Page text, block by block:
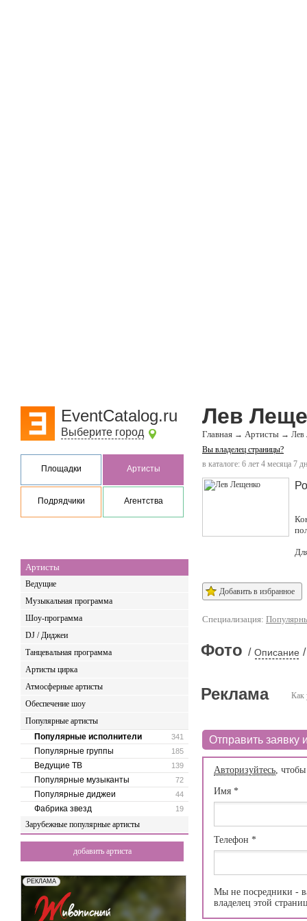
EventCatalog.ru
Выберите город
Площадки Артисты
Подрядчики Агентства
Артисты
Ведущие
Музыкальная программа
Шоу-программа
DJ / Диджеи
Танцевальная программа
Артисты цирка
Атмосферные артисты
Обеспечение шоу
Популярные артисты
341
Популярные исполнители
185
Популярные группы
139
Ведущие ТВ
72
Популярные музыканты
44
Популярные диджеи
19
Фабрика звезд
Зарубежные популярные артисты
добавить артиста
Лев
Главная → Артисты → Лев
Вы владелец страницы?
в каталоге: 6 лет 4 месяца 7
Добавить в избранное
Специализация:
Фото / Описание /
Как
Реклама
Отправить заявку
Авторизуйтесь,
Имя *
Телефон *
Мы не посредники -
владелец этой